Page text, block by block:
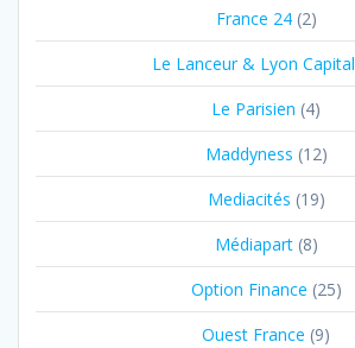
France 24(2)
Le Lanceur & Lyon Capital
Le Parisien (4)
Maddyness (12)
Mediacités (19)
Médiapart(8)
Option Finance (25)
Ouest France (9)